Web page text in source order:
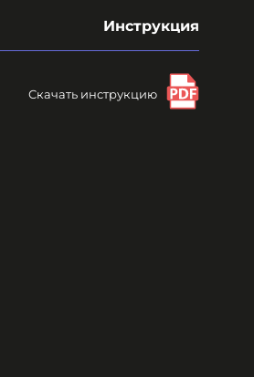
Инструкция
Скачать инструкцию